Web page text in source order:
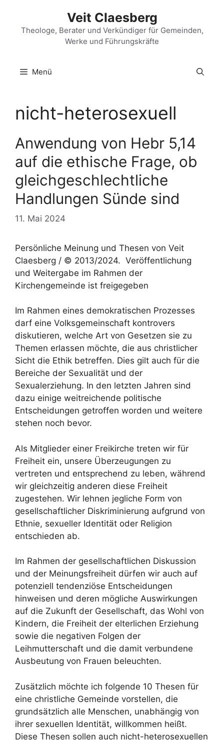
springen
Veit Claesberg
Theologe, Berater und Verkündiger für Gemeinden,
Werke und Führungskräfte
Menü
nicht-heterosexuell
Anwendung von Hebr 5,14
auf die ethische Frage, ob
gleichgeschlechtliche
Handlungen Sünde sind
11. Mai 2024
Persönliche Meinung und Thesen von Veit
Claesberg / © 2013/2024. Veröffentlichung
und Weitergabe im Rahmen der
Kirchengemeinde ist freigegeben
Im Rahmen eines demokratischen Prozesses
darf eine Volksgemeinschaft kontrovers
diskutieren, welche Art von Gesetzen sie zu
Themen erlassen möchte, die aus christlicher
Sicht die Ethik betreffen. Dies gilt auch für die
Bereiche der Sexualität und der
Sexualerziehung. In den letzten Jahren sind
dazu einige weitreichende politische
Entscheidungen getroffen worden und weitere
stehen noch bevor.
Als Mitglieder einer Freikirche treten wir für
Freiheit ein, unsere Überzeugungen zu
vertreten und entsprechend zu leben, während
wir gleichzeitig anderen diese Freiheit
zugestehen. Wir lehnen jegliche Form von
gesellschaftlicher Diskriminierung aufgrund von
Ethnie, sexueller Identität oder Religion
entschieden ab.
Im Rahmen der gesellschaftlichen Diskussion
und der Meinungsfreiheit dürfen wir auch auf
potenziell tendenziöse Entscheidungen
hinweisen und deren mögliche Auswirkungen
auf die Zukunft der Gesellschaft, das Wohl von
Kindern, die Freiheit der elterlichen Erziehung
sowie die negativen Folgen der
Leihmutterschaft und die damit verbundene
Ausbeutung von Frauen beleuchten.
Zusätzlich möchte ich folgende 10 Thesen für
eine christliche Gemeinde vorstellen, die
grundsätzlich alle Menschen, unabhängig von
ihrer sexuellen Identität, willkommen heißt.
Diese Thesen sollen auch nicht-heterosexuellen